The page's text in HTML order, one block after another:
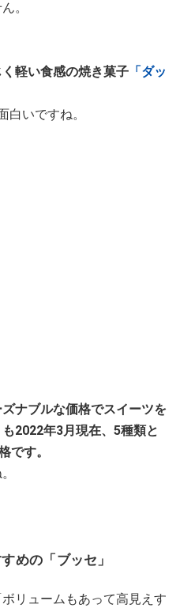
。
軽い食感の焼き菓子 「ダッ
白いですね。
ナブルな価格でスイーツを
2022年3月現在、5種類と
です。
めの「ブッセ」
リュームもあって高見えす